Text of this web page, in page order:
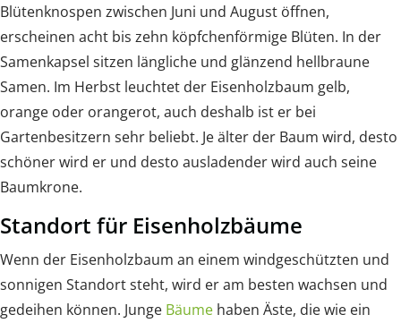
Blütenknospen zwischen Juni und August öffnen,
erscheinen acht bis zehn köpfchenförmige Blüten. In der
Samenkapsel sitzen längliche und glänzend hellbraune
Samen. Im Herbst leuchtet der Eisenholzbaum gelb,
orange oder orangerot, auch deshalb ist er bei
Gartenbesitzern sehr beliebt. Je älter der Baum wird, desto
schöner wird er und desto ausladender wird auch seine
Baumkrone.
Standort für Eisenholzbäume
Wenn der Eisenholzbaum an einem windgeschützten und
sonnigen Standort steht, wird er am besten wachsen und
gedeihen können. Junge Bäume haben Äste, die wie ein